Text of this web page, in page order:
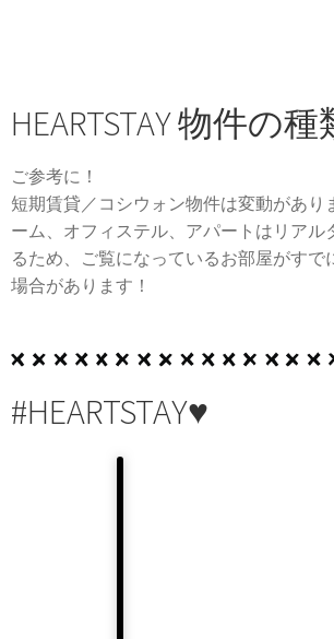
HEARTSTAY 物件の種
ご参考に！
短期賃貸／コシウォン物件は変動があり
ーム、オフィステル、アパートはリアル
るため、ご覧になっているお部屋がすで
場合があります！
#HEARTSTAY♥